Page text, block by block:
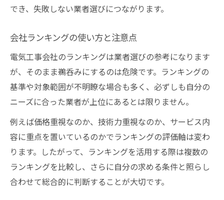
でき、失敗しない業者選びにつながります。
会社ランキングの使い方と注意点
電気工事会社のランキングは業者選びの参考になります
が、そのまま鵜呑みにするのは危険です。ランキングの
基準や対象範囲が不明瞭な場合も多く、必ずしも自分の
ニーズに合った業者が上位にあるとは限りません。
例えば価格重視なのか、技術力重視なのか、サービス内
容に重点を置いているのかでランキングの評価軸は変わ
ります。したがって、ランキングを活用する際は複数の
ランキングを比較し、さらに自分の求める条件と照らし
合わせて総合的に判断することが大切です。